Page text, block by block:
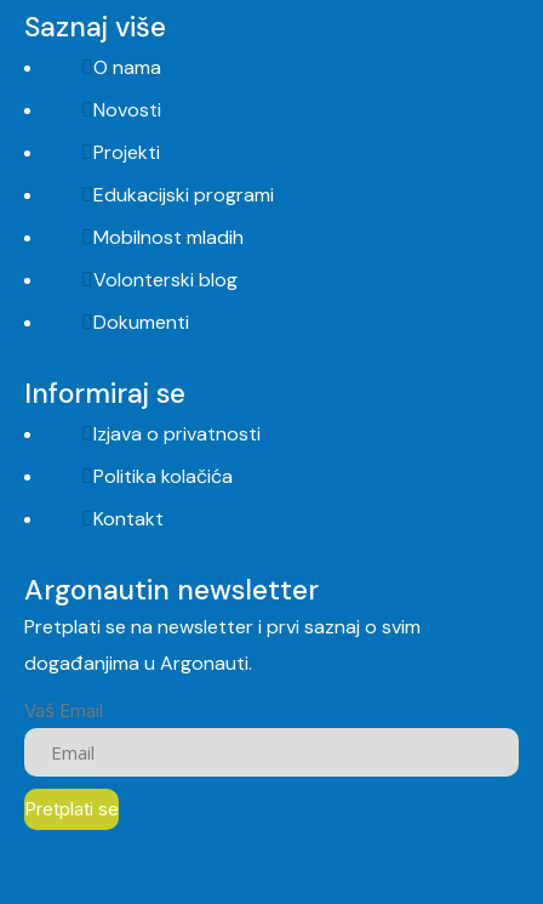
Saznaj više
O nama
Novosti
Projekti
Edukacijski programi
Mobilnost mladih
Volonterski blog
Dokumenti
Informiraj se
Izjava o privatnosti
Politika kolačića
Kontakt
Argonautin newsletter
Pretplati se na newsletter i prvi saznaj o svim
događanjima u Argonauti.
Vaš Email